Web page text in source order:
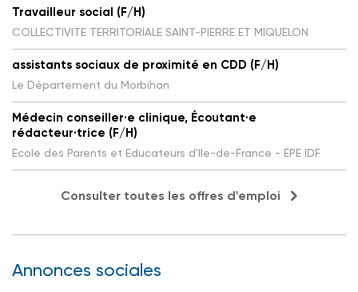
Travailleur social (F/H)
COLLECTIVITE TERRITORIALE SAINT-PIERRE ET MIQUELON
assistants sociaux de proximité en CDD (F/H)
Le Département du Morbihan
Médecin conseiller·e clinique, Écoutant·e
rédacteur·trice (F/H)
Ecole des Parents et Educateurs d'Ile-de-France - EPE IDF
Consulter toutes les offres d'emploi
Annonces sociales